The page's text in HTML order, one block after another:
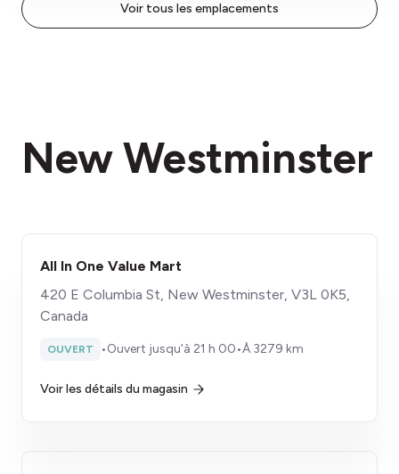
Voir tous les emplacements
New Westminster
All In One Value Mart
420 E Columbia St, New Westminster, V3L 0K5,
Canada
OUVERT •Ouvert jusqu'à 21 h 00•À 3279 km
Voir les détails du magasin